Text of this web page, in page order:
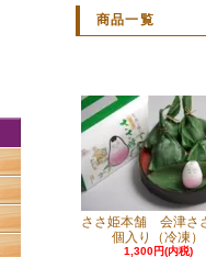
商品一覧
ささ姫本舗 会津さ
個入り（冷凍）
1,300円(内税)